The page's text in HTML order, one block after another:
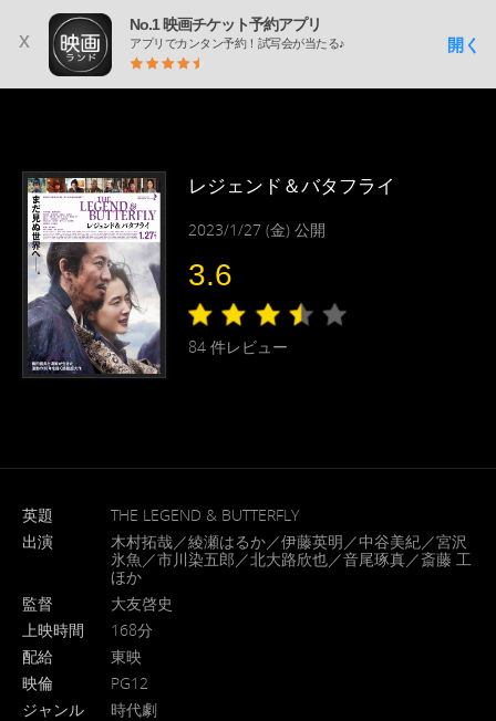
x
No.1 映画チケット予約アプリ
アプリでカンタン予約！試写会が当たる♪ 開く
レジェンド＆バタフライ
2023/1/27 (金) 公開
3.6
84 件レビュー
英題
THE LEGEND & BUTTERFLY
出演
木村拓哉／綾瀬はるか／伊藤英明／中谷美紀／宮沢
氷魚／市川染五郎／北大路欣也／音尾琢真／斎藤 工
ほか
監督
大友啓史
上映時間
168分
配給
東映
映倫
PG12
ジャンル
時代劇